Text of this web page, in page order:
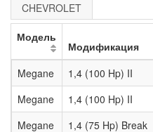
CHEVROLET
Модель
Модификация
Megane
1,4 (100 Hp) II
Megane
1,4 (100 Hp) II
Megane
1,4 (75 Hp) Break